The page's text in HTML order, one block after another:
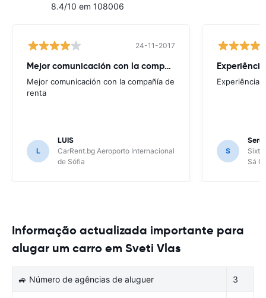
8.4/10 em 108006
24-11-2017
Mejor comunicación con la compañía
Mejor comunicación con la compañía de
renta
L
LUIS
CarRent.bg Aeroporto Internacional
de Sófia
Experiência
S
Sixt
Sá
Informação actualizada importante para
alugar um carro em Sveti Vlas
🚙 Número de agências de aluguer 3